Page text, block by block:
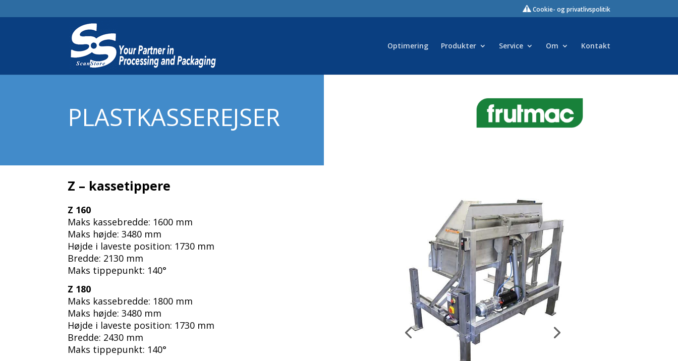
Cookie- og privatlivspolitik
Optimering Produkter Service Om Kontakt
PLASTKASSEREJSER
Z – kassetippere
Z 160
Maks kassebredde: 1600 mm
Maks højde: 3480 mm
Højde i laveste position: 1730 mm
Bredde: 2130 mm
Maks tippepunkt: 140°
Z 180
Maks kassebredde: 1800 mm
Maks højde: 3480 mm
Højde i laveste position: 1730 mm
Bredde: 2430 mm
Maks tippepunkt: 140°